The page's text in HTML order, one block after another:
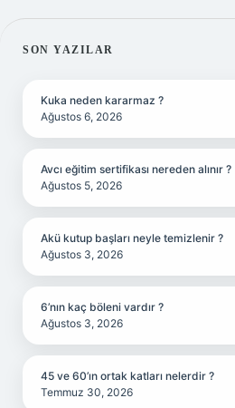
SIDEBAR
SON YAZILAR
Kuka neden kararmaz ?
Ağustos 6, 2026
Avcı eğitim sertifikası nereden alınır ?
Ağustos 5, 2026
Akü kutup başları neyle temizlenir ?
Ağustos 3, 2026
6’nın kaç böleni vardır ?
Ağustos 3, 2026
45 ve 60’ın ortak katları nelerdir ?
Temmuz 30, 2026